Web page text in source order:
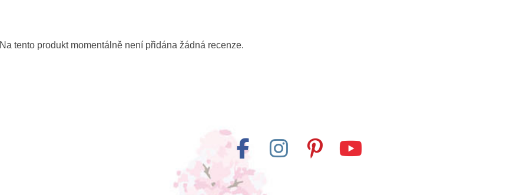
Na tento produkt momentálně není přidána žádná recenze.